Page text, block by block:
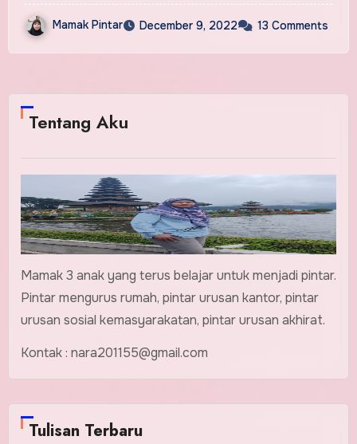
Mamak Pintar December 9, 2022 13 Comments
Tentang Aku
Mamak 3 anak yang terus belajar untuk menjadi pintar.
Pintar mengurus rumah, pintar urusan kantor, pintar
urusan sosial kemasyarakatan, pintar urusan akhirat.
Kontak : nara201155@gmail.com
Tulisan Terbaru